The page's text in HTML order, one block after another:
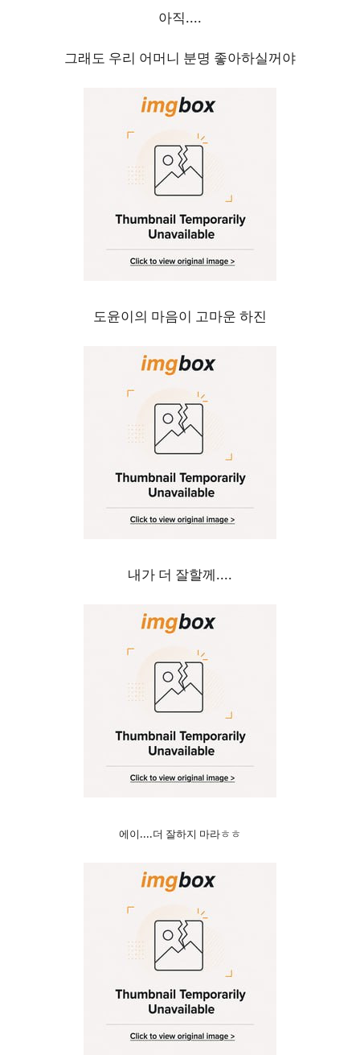
아직....
그래도 우리 어머니 분명 좋아하실꺼야
도윤이의 마음이 고마운 하진
내가 더 잘할께....
에이....더 잘하지 마라ㅎㅎ